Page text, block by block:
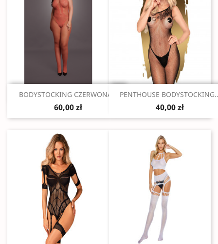
Szybki podgląd
BODYSTOCKING CZERWONA...
60,00 zł
Szybki podgląd
PENTHOUSE
40,00 zł